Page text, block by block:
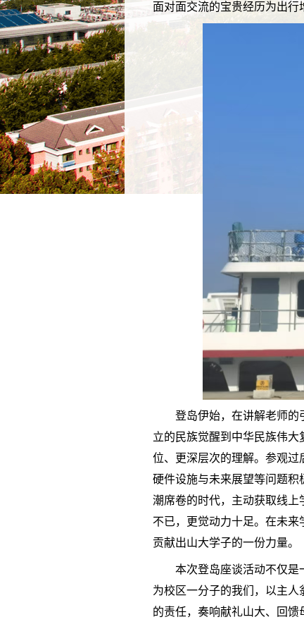
面对面交流的宝贵经历为出行
登岛伊始，在讲解老师的
立的民族觉醒到中华民族伟
位、更深层次的理解。参观过
硬件设施与未来展望等问题积
潮席卷的时代，主动获取线上
不已，更觉动力十足。在未来
贡献出山大学子的一份力量。
本次登岛座谈活动不仅是
为校区一分子的我们，以主
的责任，奏响献礼山大、回馈